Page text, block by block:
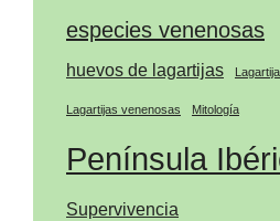
especies venenosas
huevos de lagartijas
Lagartijas venenosas Mitología
Península
Supervivencia